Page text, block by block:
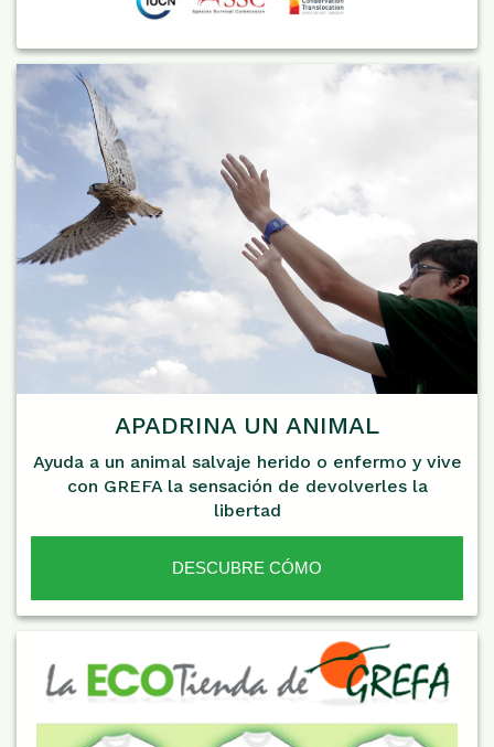
APADRINA UN ANIMAL
Ayuda a un animal salvaje herido o enfermo y vive
con GREFA la sensación de devolverles la
libertad
DESCUBRE CÓMO